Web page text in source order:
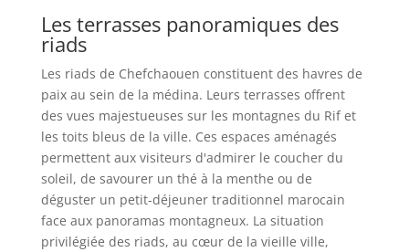
Les terrasses panoramiques des
riads
Les riads de Chefchaouen constituent des havres de
paix au sein de la médina. Leurs terrasses offrent
des vues majestueuses sur les montagnes du Rif et
les toits bleus de la ville. Ces espaces aménagés
permettent aux visiteurs d'admirer le coucher du
soleil, de savourer un thé à la menthe ou de
déguster un petit-déjeuner traditionnel marocain
face aux panoramas montagneux. La situation
privilégiée des riads, au cœur de la vieille ville,